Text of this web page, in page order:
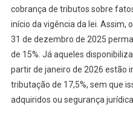
cobrança de tributos sobre
início da vigência da lei. Assim,
31 de dezembro de 2025
de 15%. Já aqueles
partir de janeiro de 2026 estão
tributação de 17,5%, sem que
adquiridos ou segurança jurídica.